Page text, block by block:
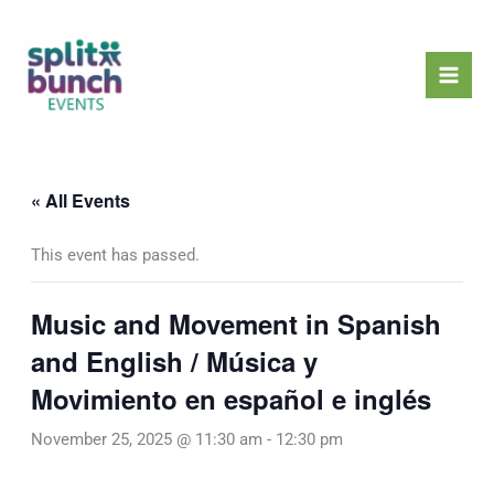
content
« All Events
This event has passed.
Music and Movement in Spanish
and English / Música y
Movimiento en español e inglés
November 25, 2025 @ 11:30 am - 12:30 pm